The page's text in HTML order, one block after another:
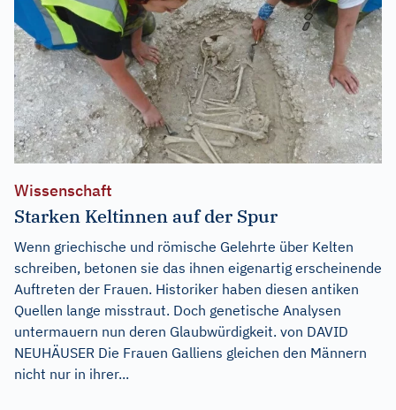
Wissenschaft
Starken Keltinnen auf der Spur
Wenn griechische und römische Gelehrte über Kelten
schreiben, betonen sie das ihnen eigenartig erscheinende
Auftreten der Frauen. Historiker haben diesen antiken
Quellen lange misstraut. Doch genetische Analysen
untermauern nun deren Glaubwürdigkeit. von DAVID
NEUHÄUSER Die Frauen Galliens gleichen den Männern
nicht nur in ihrer...